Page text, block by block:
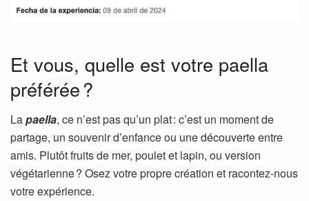
Et vous, quelle est votre paella
préférée ?
Lapaella, ce n’est pas qu’un plat : c’est un moment de
partage, un souvenir d’enfance ou une découverte entre
amis. Plutôt fruits de mer, poulet et lapin, ou version
végétarienne ? Osez votre propre création et racontez-nous
votre expérience.